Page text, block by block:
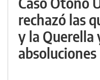
rechazó las
y la Querella
absoluciones